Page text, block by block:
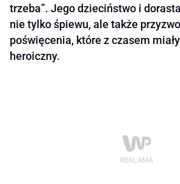
trzeba”. Jego dzieciństwo i
nie tylko śpiewu, ale także
poświęcenia, które z czasem
heroiczny.